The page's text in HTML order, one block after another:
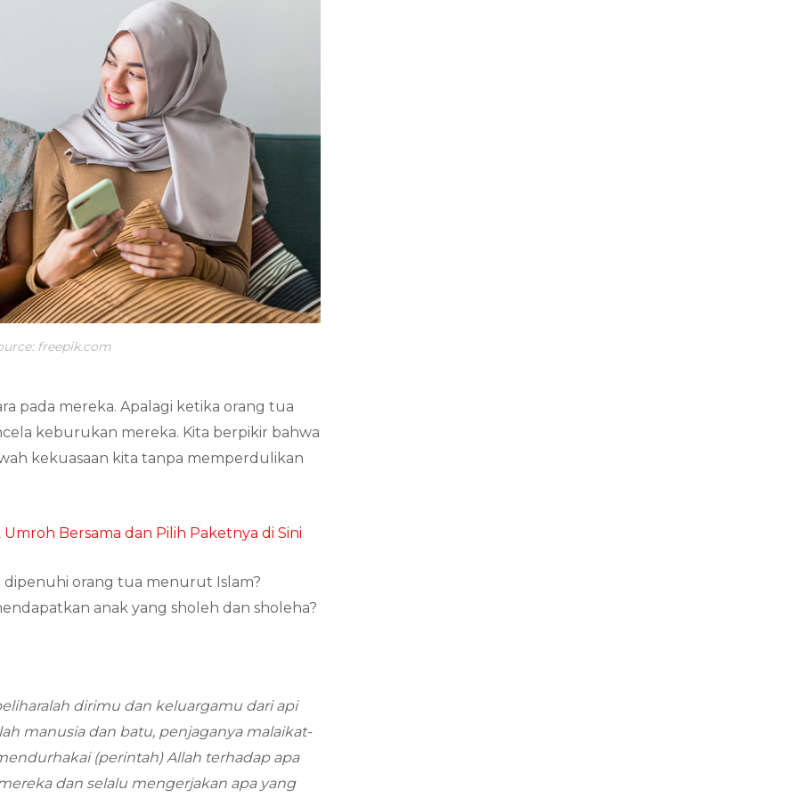
freepik.com
pada mereka. Apalagi ketika orang tua
keburukan mereka. Kita berpikir bahwa
kekuasaan kita tanpa memperdulikan
Bersama dan Pilih Paketnya di Sini
dipenuhi orang tua menurut Islam?
anak yang sholeh dan sholeha?
dirimu dan keluargamu dari api
manusia dan batu, penjaganya malaikat-
(perintah) Allah terhadap apa
dan selalu mengerjakan apa yang